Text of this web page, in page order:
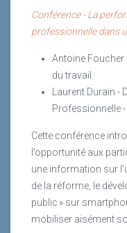
Conférence - La
professionnelle dans
Antoine Foucher
du travail
Laurent Durain
Professionnelle
Cette conférence
l’opportunité aux
une information sur
de la réforme, le
public » sur
mobiliser aisément